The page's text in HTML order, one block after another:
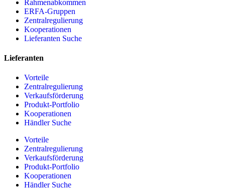
Rahmenabkommen
ERFA-Gruppen
Zentralregulierung
Kooperationen
Lieferanten Suche
Lieferanten
Vorteile
Zentralregulierung
Verkaufsförderung
Produkt-Portfolio
Kooperationen
Händler Suche
Vorteile
Zentralregulierung
Verkaufsförderung
Produkt-Portfolio
Kooperationen
Händler Suche